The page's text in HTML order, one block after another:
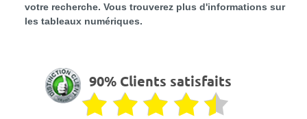
votre recherche. Vous trouverez plus d'informations sur
les tableaux numériques.
90% Clients satisfaits